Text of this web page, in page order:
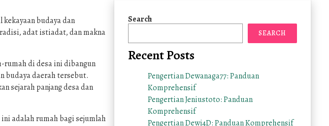
budaya dan
adat istiadat, dan makna
rumah di desa ini dibangun
budaya daerah tersebut.
sejarah panjang desa dan
adalah rumah bagi sejumlah
Search
SEARCH
Recent Posts
Pengertian Dewanaga77: Panduan
Komprehensif
Pengertian Jeniustoto: Panduan
Komprehensif
Pengertian Dewi4D: Panduan Komprehensif